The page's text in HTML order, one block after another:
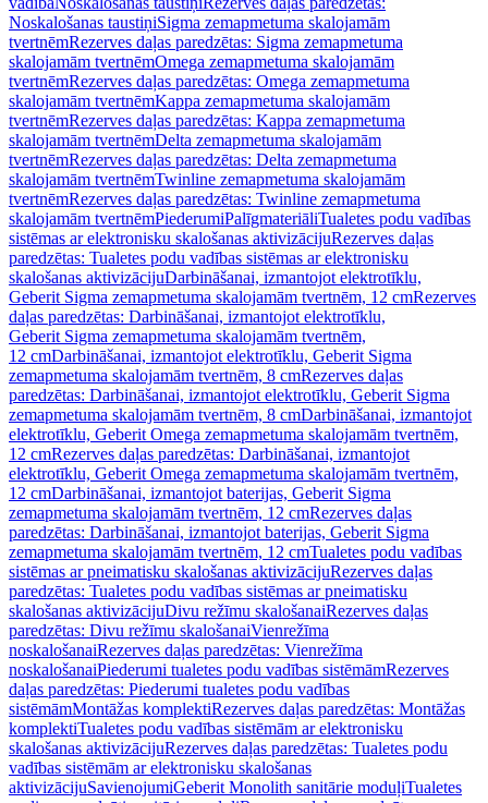
Noskalošanas taustiņiSigma zemapmetuma skalojamām
tvertnēmRezerves daļas paredzētas: Sigma zemapmetuma
skalojamām tvertnēmOmega zemapmetuma skalojamām
tvertnēmRezerves daļas paredzētas: Omega zemapmetuma
skalojamām tvertnēmKappa zemapmetuma skalojamām
tvertnēmRezerves daļas paredzētas: Kappa zemapmetuma
skalojamām tvertnēmDelta zemapmetuma skalojamām
tvertnēmRezerves daļas paredzētas: Delta zemapmetuma
skalojamām tvertnēmTwinline zemapmetuma skalojamām
tvertnēmRezerves daļas paredzētas: Twinline zemapmetuma
skalojamām tvertnēmPiederumiPalīgmateriāliTualetes podu vadības
sistēmas ar elektronisku skalošanas aktivizācijuRezerves daļas
paredzētas: Tualetes podu vadības sistēmas ar elektronisku
skalošanas aktivizācijuDarbināšanai, izmantojot elektrotīklu,
Geberit Sigma zemapmetuma skalojamām tvertnēm, 12 cmRezerves
daļas paredzētas: Darbināšanai, izmantojot elektrotīklu,
Geberit Sigma zemapmetuma skalojamām tvertnēm,
12 cmDarbināšanai, izmantojot elektrotīklu, Geberit Sigma
zemapmetuma skalojamām tvertnēm, 8 cmRezerves daļas
paredzētas: Darbināšanai, izmantojot elektrotīklu, Geberit Sigma
zemapmetuma skalojamām tvertnēm, 8 cmDarbināšanai, izmantojot
elektrotīklu, Geberit Omega zemapmetuma skalojamām tvertnēm,
12 cmRezerves daļas paredzētas: Darbināšanai, izmantojot
elektrotīklu, Geberit Omega zemapmetuma skalojamām tvertnēm,
12 cmDarbināšanai, izmantojot baterijas, Geberit Sigma
zemapmetuma skalojamām tvertnēm, 12 cmRezerves daļas
paredzētas: Darbināšanai, izmantojot baterijas, Geberit Sigma
zemapmetuma skalojamām tvertnēm, 12 cmTualetes podu vadības
sistēmas ar pneimatisku skalošanas aktivizācijuRezerves daļas
paredzētas: Tualetes podu vadības sistēmas ar pneimatisku
skalošanas aktivizācijuDivu režīmu skalošanaiRezerves daļas
paredzētas: Divu režīmu skalošanaiVienrežīma
noskalošanaiRezerves daļas paredzētas: Vienrežīma
noskalošanaiPiederumi tualetes podu vadības sistēmāmRezerves
daļas paredzētas: Piederumi tualetes podu vadības
sistēmāmMontāžas komplektiRezerves daļas paredzētas: Montāžas
komplektiTualetes podu vadības sistēmām ar elektronisku
skalošanas aktivizācijuRezerves daļas paredzētas: Tualetes podu
vadības sistēmām ar elektronisku skalošanas
aktivizācijuSavienojumiGeberit Monolith sanitārie moduļiTualetes